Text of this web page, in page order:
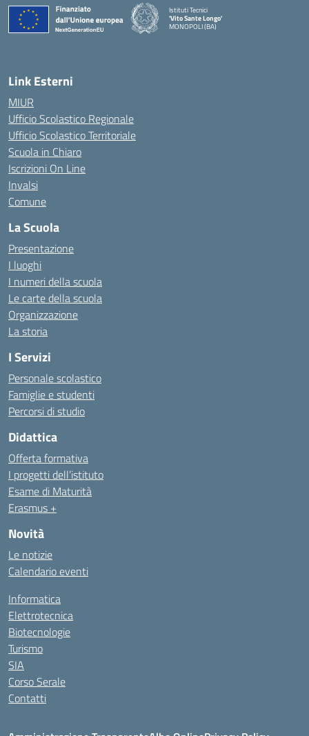
Istituti Tecnici
'Vito Sante Longo'
MONOPOLI (BA)
Link Esterni
MIUR
Ufficio Scolastico Regionale
Ufficio Scolastico Territoriale
Scuola in Chiaro
Iscrizioni On Line
Invalsi
Comune
La Scuola
Presentazione
I luoghi
I numeri della scuola
Le carte della scuola
Organizzazione
La storia
I Servizi
Personale scolastico
Famiglie e studenti
Percorsi di studio
Didattica
Offerta formativa
I progetti dell’istituto
Esame di Maturità
Erasmus +
Novità
Le notizie
Calendario eventi
Informatica
Elettrotecnica
Biotecnologie
Turismo
SIA
Corso Serale
Contatti